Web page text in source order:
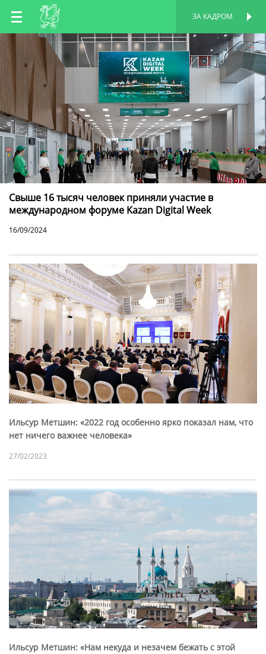
RU
EN
ЗА КАДРОМ
Свыше 16 тысяч человек приняли участие в
международном форуме Kazan Digital Week
16/09/2024
Ильсур Метшин: «2022 год особенно ярко показал нам, что
нет ничего важнее человека»
27/02/2023
Ильсур Метшин: «Нам некуда и незачем бежать с этой
ПЕРСОНАЛЬНАЯ
СТРАНИЦА